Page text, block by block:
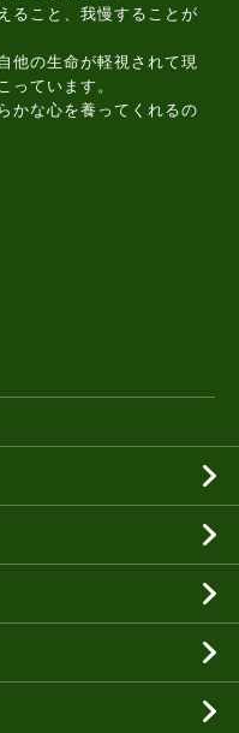
ること、我慢することが
他の生命が軽視されて現
っています。
かな心を養ってくれるの